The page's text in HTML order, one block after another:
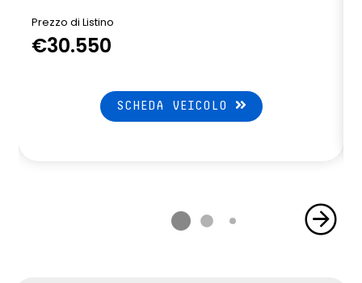
Prezzo di Listino
€30.550
SCHEDA VEICOLO